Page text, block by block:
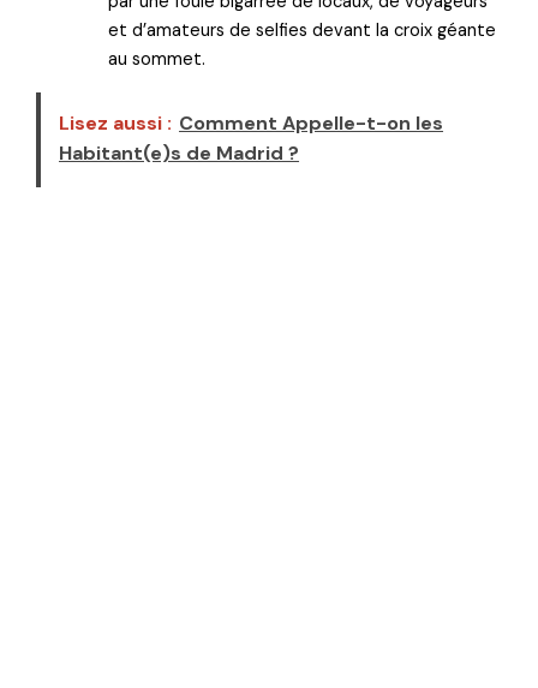
et d’amateurs de selfies devant la croix géante
au sommet.
Lisez aussi : Comment Appelle-t-on les
Habitant(e)s de Madrid ?